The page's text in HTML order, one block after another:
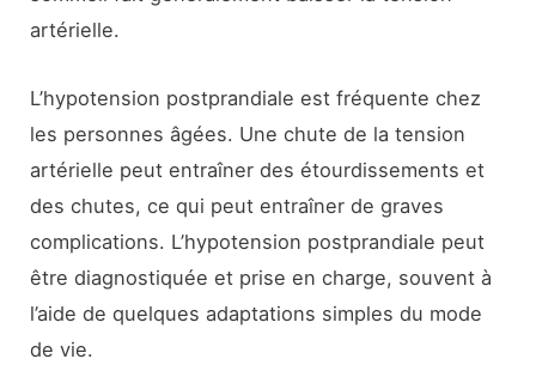
artérielle.
L’hypotension postprandiale est fréquente chez
les personnes âgées. Une chute de la tension
artérielle peut entraîner des étourdissements et
des chutes, ce qui peut entraîner de graves
complications. L’hypotension postprandiale peut
être diagnostiquée et prise en charge, souvent à
l’aide de quelques adaptations simples du mode
de vie.